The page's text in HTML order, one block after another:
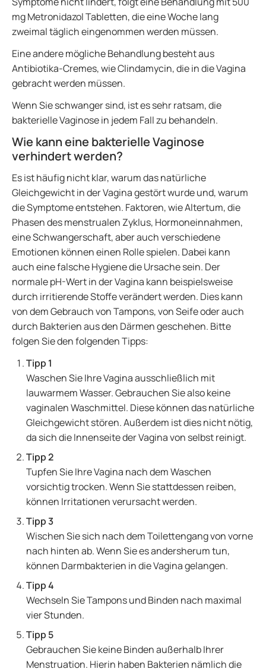
mg Metronidazol Tabletten, die eine Woche lang
zweimal täglich eingenommen werden müssen.
Eine andere mögliche Behandlung besteht aus
Antibiotika-Cremes, wie Clindamycin, die in die Vagina
gebracht werden müssen.
Wenn Sie schwanger sind, ist es sehr ratsam, die
bakterielle Vaginose in jedem Fall zu behandeln.
Wie kann eine bakterielle Vaginose
verhindert werden?
Es ist häufig nicht klar, warum das natürliche
Gleichgewicht in der Vagina gestört wurde und, warum
die Symptome entstehen. Faktoren, wie Altertum, die
Phasen des menstrualen Zyklus, Hormoneinnahmen,
eine Schwangerschaft, aber auch verschiedene
Emotionen können einen Rolle spielen. Dabei kann
auch eine falsche Hygiene die Ursache sein. Der
normale pH-Wert in der Vagina kann beispielsweise
durch irritierende Stoffe verändert werden. Dies kann
von dem Gebrauch von Tampons, von Seife oder auch
durch Bakterien aus den Därmen geschehen. Bitte
folgen Sie den folgenden Tipps:
Tipp 1
Waschen Sie Ihre Vagina ausschließlich mit
lauwarmem Wasser. Gebrauchen Sie also keine
vaginalen Waschmittel. Diese können das natürliche
Gleichgewicht stören. Außerdem ist dies nicht nötig,
da sich die Innenseite der Vagina von selbst reinigt.
Tipp 2
Tupfen Sie Ihre Vagina nach dem Waschen
vorsichtig trocken. Wenn Sie stattdessen reiben,
können Irritationen verursacht werden.
Tipp 3
Wischen Sie sich nach dem Toilettengang von vorne
nach hinten ab. Wenn Sie es andersherum tun,
können Darmbakterien in die Vagina gelangen.
Tipp 4
Wechseln Sie Tampons und Binden nach maximal
vier Stunden.
Tipp 5
Gebrauchen Sie keine Binden außerhalb Ihrer
Menstruation. Hierin haben Bakterien nämlich die